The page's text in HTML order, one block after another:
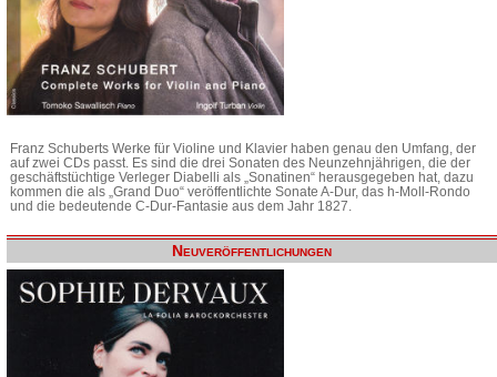
Franz Schuberts Werke für Violine und Klavier haben genau den Umfang, der
auf zwei CDs passt. Es sind die drei Sonaten des Neunzehnjährigen, die der
geschäftstüchtige Verleger Diabelli als „Sonatinen“ herausgegeben hat, dazu
kommen die als „Grand Duo“ veröffentlichte Sonate A-Dur, das h-Moll-Rondo
und die bedeutende C-Dur-Fantasie aus dem Jahr 1827.
Neuveröffentlichungen